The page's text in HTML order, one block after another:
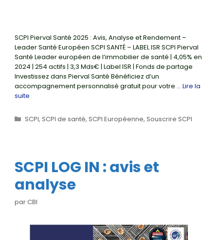
SCPI Pierval Santé 2025 : Avis, Analyse et Rendement –
Leader Santé Européen SCPI SANTÉ – LABEL ISR SCPI Pierval
Santé Leader européen de l’immobilier de santé | 4,05% en
2024 | 254 actifs | 3,3 Mds€ | Label ISR | Fonds de partage
Investissez dans Pierval Santé Bénéficiez d’un
accompagnement personnalisé gratuit pour votre … Lire la
suite
Catégories
SCPI, SCPI de santé, SCPI Européenne, Souscrire SCPI
SCPI LOG IN : avis et
analyse
parCBI